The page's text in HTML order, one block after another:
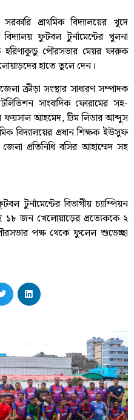
প্রাথমিক বিদ্যালয়ের খুদে
বিদ্যালয় ফুটবল টুর্নামেন্টের খুলনা
হরিণাকুন্ডু পৌরসভার মেয়র ফারুক
হাতে তুলে দেন।
ক্রীড়া সংস্থার সাধারণ সম্পাদক
সাংবাদিক ফোরামের সহ-
ফয়সাল আহমেদ, টিম লিডার আব্দুস
বিদ্যালয়ের প্রধান শিক্ষক ইউসুফ
প্রতিনিধি বসির আহাম্মেদ সহ
টুর্নামেন্টের বিভাগীয় চ্যাম্পিয়ন
১৮ জন খেলোয়াড়ের প্রত্যেককে ২
পক্ষ থেকে ফুলেল শুভেচ্ছা